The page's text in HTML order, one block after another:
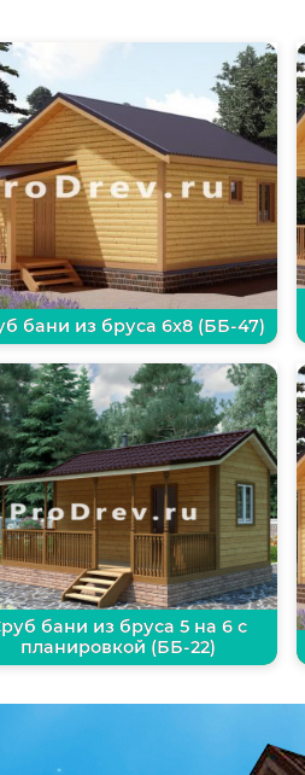
бани из бруса 6х8 (ББ-47)
бани из бруса 5 на 6 с
планировкой (ББ-22)